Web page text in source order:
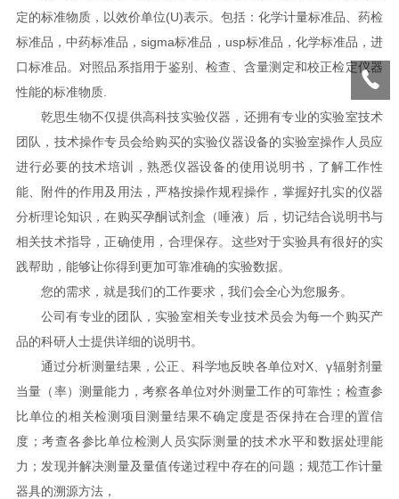
定的标准物质，以效价单位(U)表示。包括：化学计量标准品、药检
标准品，中药标准品，sigma标准品，usp标准品，化学标准品，进
口标准品。对照品系指用于鉴别、检查、含量测定和校正检定仪器
性能的标准物质.
乾思生物不仅提供高科技实验仪器，还拥有专业的实验室技术
团队，技术操作专员会给购买的实验仪器设备的实验室操作人员应
进行必要的技术培训，熟悉仪器设备的使用说明书，了解工作性
能、附件的作用及用法，严格按操作规程操作，掌握好扎实的仪器
分析理论知识，在购买孕酮试剂盒（唾液）后，切记结合说明书与
相关技术指导，正确使用，合理保存。这些对于实验具有很好的实
践帮助，能够让你得到更加可靠准确的实验数据。
您的需求，就是我们的工作要求，我们会全心为您服务。
公司有专业的团队，实验室相关专业技术员会为每一个购买产
品的科研人士提供详细的说明书。
通过分析测量结果，公正、科学地反映各单位对X、γ辐射剂量
当量（率）测量能力，考察各单位对外测量工作的可靠性；检查参
比单位的相关检测项目测量结果不确定度是否保持在合理的置信
度；考查各参比单位检测人员实际测量的技术水平和数据处理能
力；发现并解决测量及量值传递过程中存在的问题；规范工作计量
器具的溯源方法，